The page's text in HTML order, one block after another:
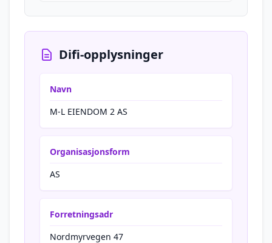
Difi-opplysninger
Navn
M-L EIENDOM 2 AS
Organisasjonsform
AS
Forretningsadr
Nordmyrvegen 47